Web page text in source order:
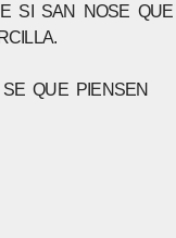
SI SAN NOSE
QUE PIENSEN